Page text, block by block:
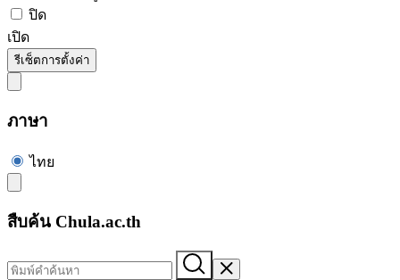
ปิด
เปิด
รีเซ็ตการตั้งค่า
ภาษา
ไทย
สืบค้น Chula.ac.th